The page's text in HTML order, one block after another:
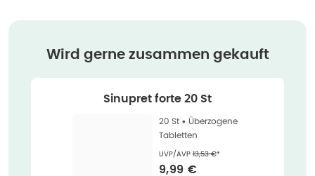
Wird gerne zusammen gekauft
Sinupret forte 20 St
20 St • Überzogene
Tabletten
UVP/AVPEhemaliger Preis (U V P)
13,53 €*
Verkaufspreis
9,99 €